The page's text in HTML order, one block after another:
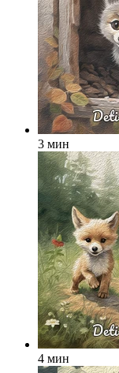
3 мин
4 мин